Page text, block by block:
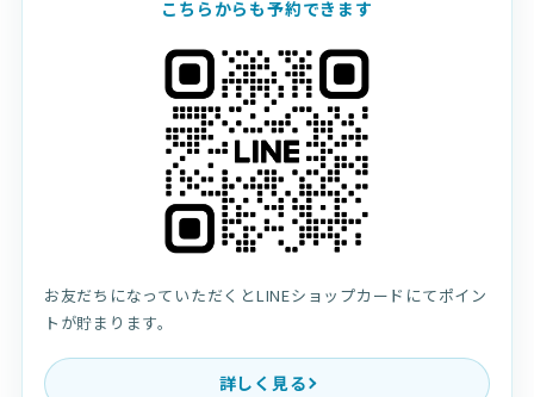
こちらからも予約できます
お友だちになっていただくとLINEショップカードにてポイン
トが貯まります。
詳しく見る